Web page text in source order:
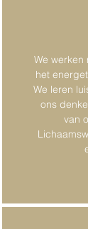
We werken
het
We leren
ons
van